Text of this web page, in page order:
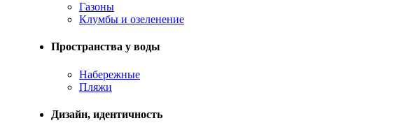
Газоны
Клумбы и озеленение
Пространства у воды
Набережные
Пляжи
Дизайн, идентичность